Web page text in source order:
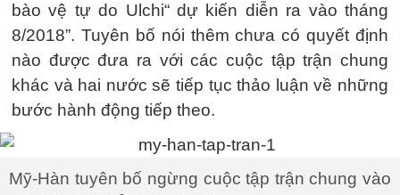
bào vệ tự do Ulchi“ dự kiến diễn ra vào tháng
8/2018”. Tuyên bố nói thêm chưa có quyết định
nào được đưa ra với các cuộc tập trận chung
khác và hai nước sẽ tiếp tục thảo luận về những
bước hành động tiếp theo.
Mỹ-Hàn tuyên bố ngừng cuộc tập trận chung vào